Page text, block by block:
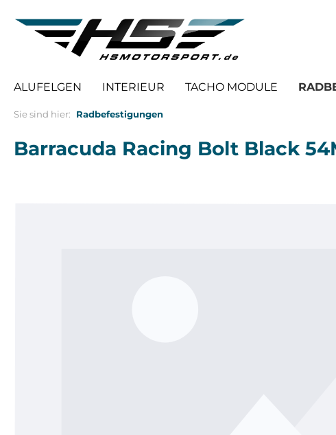
ALUFELGEN INTERIEUR TACHO MODULE
Sie sind hier: Radbefestigungen
Barracuda Racing Bolt Black